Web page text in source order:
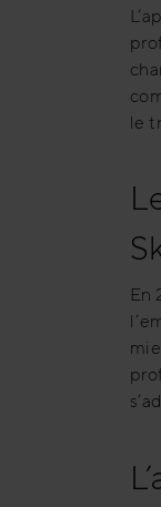
le
En